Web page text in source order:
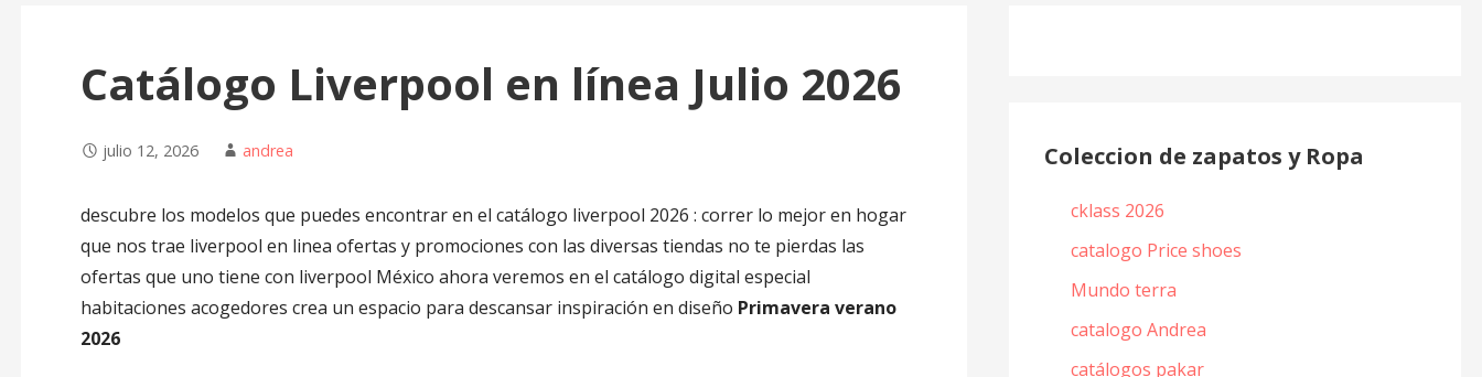
Catálogo Liverpool en línea Julio 2026
julio 12, 2026 andrea
descubre los modelos que puedes encontrar en el catálogo liverpool 2026 : correr lo mejor en hogar
que nos trae liverpool en linea ofertas y promociones con las diversas tiendas no te pierdas las
ofertas que uno tiene con liverpool México ahora veremos en el catálogo digital especial
habitaciones acogedores crea un espacio para descansar inspiración en diseño Primavera verano
2026
Coleccion de zapatos y Ropa
cklass 2026
catalogo Price shoes
Mundo terra
catalogo Andrea
catálogos pakar